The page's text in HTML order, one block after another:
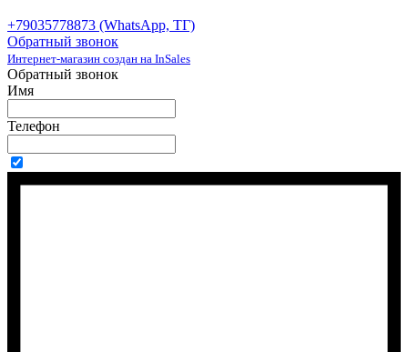
+79035778873 (WhatsApp, ТГ)
Обратный звонок
Интернет-магазин создан на InSales
Обратный звонок
Имя
Телефон